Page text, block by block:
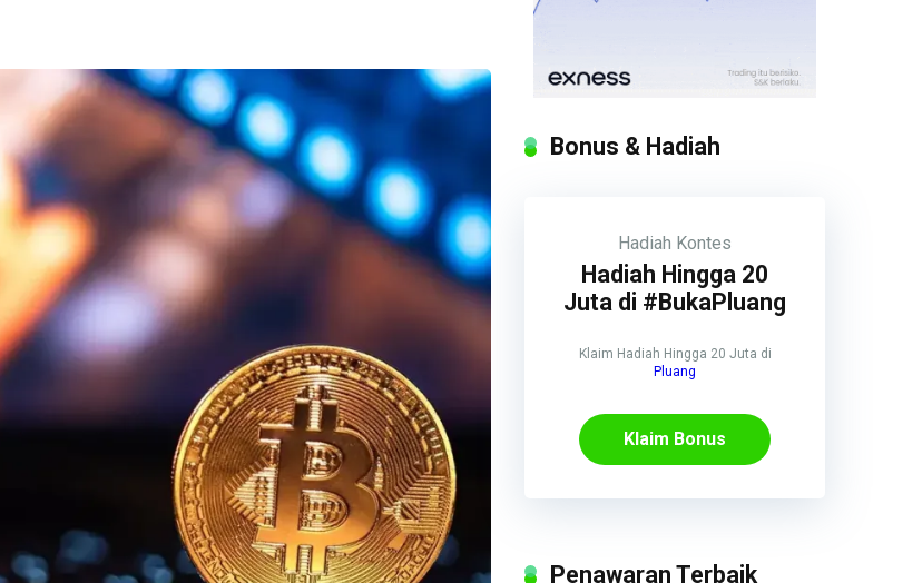
Bonus & Hadiah
Hadiah Kontes
Hadiah Hingga 20
Juta di #BukaPluang
Klaim Hadiah Hingga 20 Juta di
Pluang
Klaim Bonus
Penawaran Terbaik